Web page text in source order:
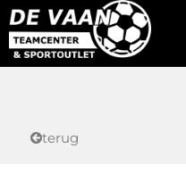
terug